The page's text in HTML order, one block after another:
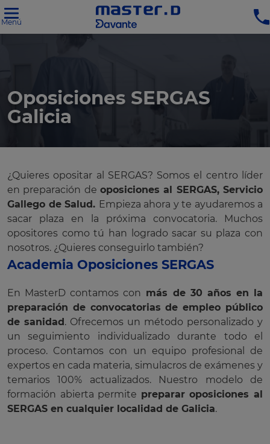
Menú
Oposiciones SERGAS
Galicia
¿Quieres opositar al SERGAS? Somos el centro líder
en preparación de oposiciones al SERGAS, Servicio
Gallego de Salud. Empieza ahora y te ayudaremos a
sacar plaza en la próxima convocatoria. Muchos
opositores como tú han logrado sacar su plaza con
nosotros. ¿Quieres conseguirlo también?
Academia Oposiciones SERGAS
En MasterD contamos con más de 30 años en la
preparación de convocatorias de empleo público
de sanidad. Ofrecemos un método personalizado y
un seguimiento individualizado durante todo el
proceso. Contamos con un equipo profesional de
expertos en cada materia, simulacros de exámenes y
temarios 100% actualizados. Nuestro modelo de
formación abierta permite preparar oposiciones al
SERGAS en cualquier localidad de Galicia.